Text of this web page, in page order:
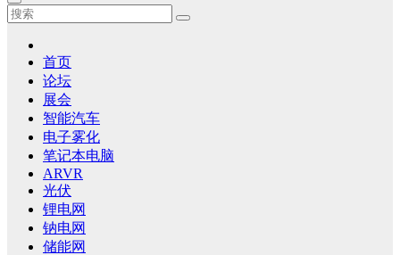
首页
论坛
展会
智能汽车
电子雾化
笔记本电脑
ARVR
光伏
锂电网
钠电网
储能网